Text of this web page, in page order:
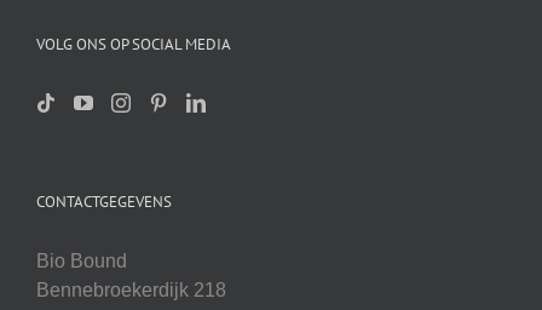
VOLG ONS OP SOCIAL MEDIA
CONTACTGEGEVENS
Bio Bound
Bennebroekerdijk 218